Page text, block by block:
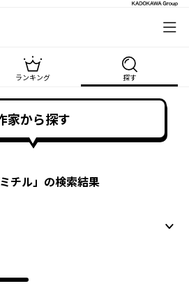
ランキング 探す
家から探す
チル」の検索結果